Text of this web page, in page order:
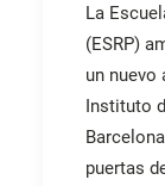
La
(ESRP)
un nuevo
Instituto
puertas